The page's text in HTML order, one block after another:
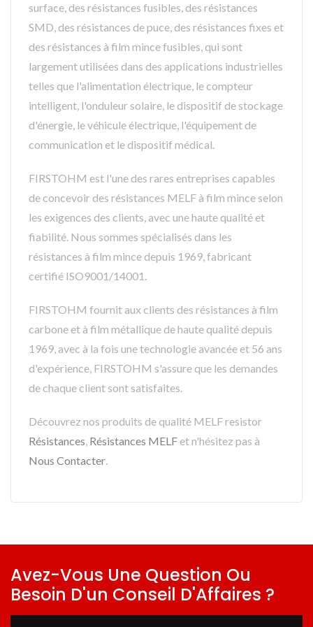
surface, des résistances fusibles, des résistances
SMD, des résistances de puce, des résistances fixes et
des résistances à film mince fusibles, qui sont
largement utilisées dans des applications industrielles
telles que l'alimentation électrique, le compteur
intelligent, l'onduleur solaire, le dispositif de stockage
d'énergie, le véhicule électrique, l'équipement de
communication et le dispositif médical.
FIRSTOHM est l'une des rares entreprises capables
de concevoir des résistances MELF à film mince selon
les exigences des clients, avec une haute qualité et
fiabilité. Nous sommes spécialisés dans les
résistances à film mince depuis 1969, fabricant
certifié ISO9001/14001.
FIRSTOHM fournit aux clients des résistances à film
carbone et à film métallique de haute qualité depuis
1969, avec à la fois une technologie avancée et 56 ans
d'expérience, FIRSTOHM s'assure que les demandes
de chaque client sont satisfaites.
Découvrez nos produits de qualité MELF resistor
Résistances, Résistances MELF et n'hésitez pas à
Nous Contacter.
Avez-Vous Une Question Ou
Besoin D'un Conseil D'Affaires ?